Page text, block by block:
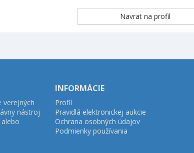
verejných
nástroj
INFORMÁCIE
Profil
Pravidlá elektronickej aukcie
Ochrana osobných údajov
Podmienky používania